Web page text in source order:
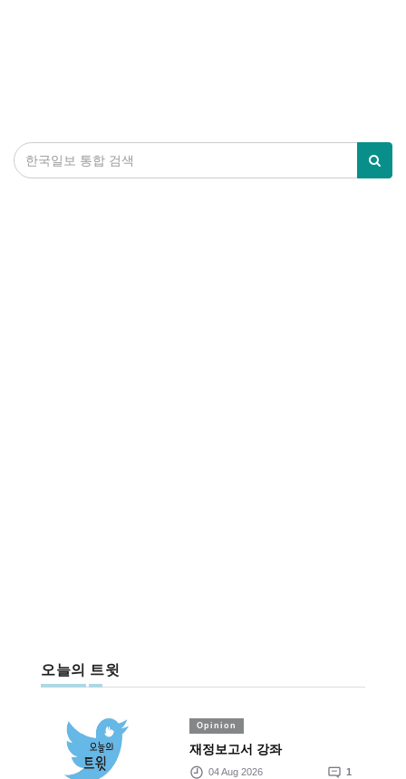
오늘의 트윗
Opinion
재정보고서 강좌
04 Aug 2026 1